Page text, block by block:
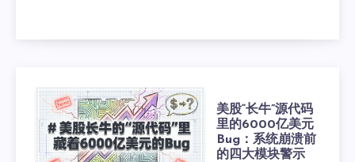
美股“长牛”源代码
里的6000亿美元
Bug：系统崩溃前
的四大模块警示